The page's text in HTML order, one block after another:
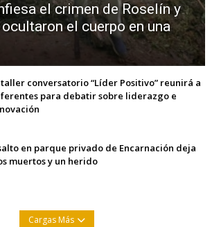
el crimen de Roselín y
el cuerpo en una
taller conversatorio “Líder Positivo” reunirá a
para debatir sobre liderazgo e
en parque privado de Encarnación deja
muertos y un herido
Cargas Más